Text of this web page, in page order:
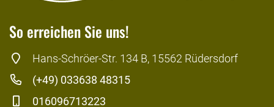
So erreichen Sie uns!
Hans-Schröer-Str. 134 B, 15562 Rüdersdorf
(+49) 033638 48315
016096713223